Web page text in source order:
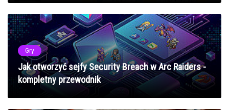
Gry
Jak otworzyć sejfy Security Breach w Arc Raiders -
kompletny przewodnik